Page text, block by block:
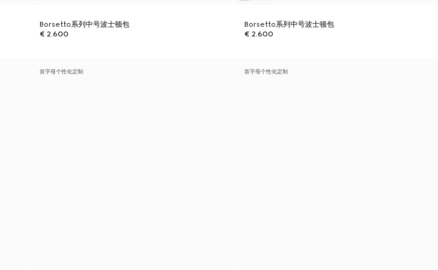
Borsetto系列中号波士顿包
€ 2.600
Borsetto系列中号波士顿包
€ 2.600
首字母个性化定制 首字母个性化定制